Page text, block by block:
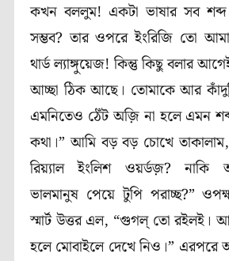
কখন বললুম! একটা ভাষার সব
সম্ভব? তার ওপরে ইংরিজি তো
থার্ড ল্যাঙ্গুয়েজ!কিন্তু কিছু বলার
আচ্ছা ঠিক আছে। তোমাকে আর
এমনিতেও ঠেঁট অজ়ি না হলে এমন
কথা।”আমি বড় বড় চোখে
রিয়্যাল ইংলিশ ওয়র্ডজ়? নাকি
ভালমানুষ পেয়ে টুপি পরাচ্ছ?”
স্মার্ট উত্তর এল, “গুগল্ তো রইলই।
হলে মোবাইলে দেখে নিও।” এরপরে